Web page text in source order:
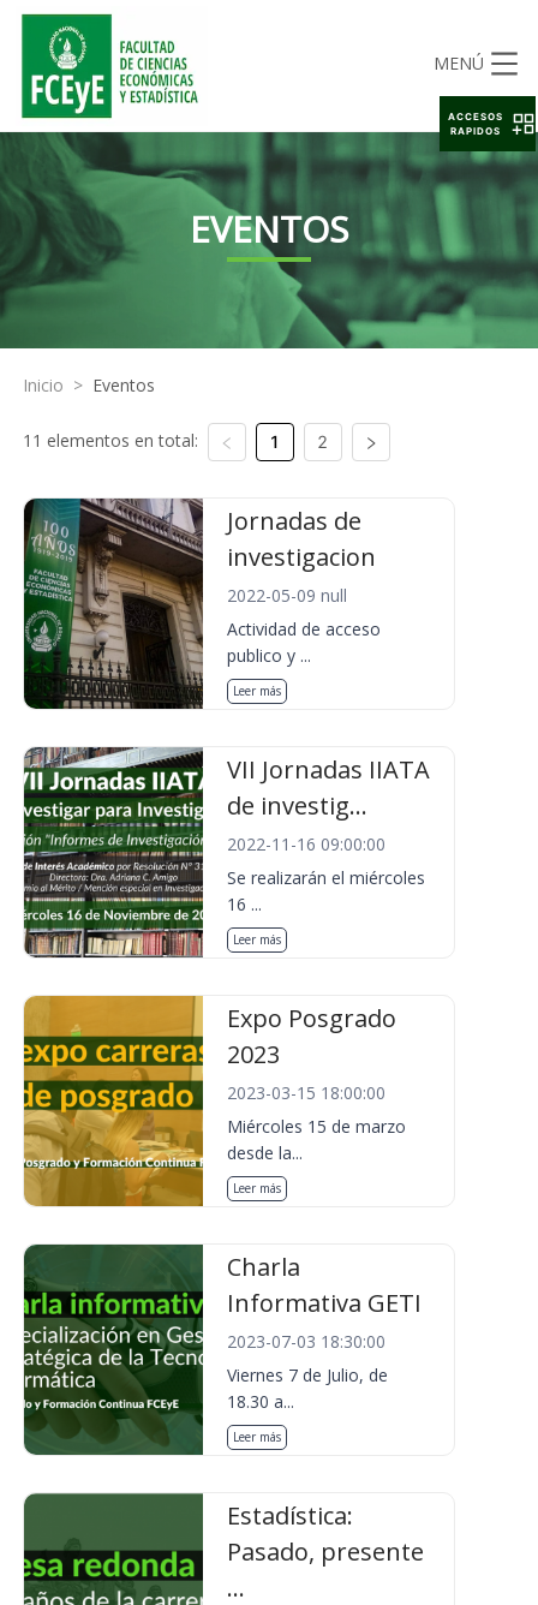
MENÚ
EVENTOS
Inicio > Eventos
11 elementos en total: 1 2
Jornadas de
investigacion
2022-05-09 null
Actividad de acceso
publico y ...
Leer más
VII Jornadas IIATA
de investig...
2022-11-16 09:00:00
Se realizarán el miércoles
16 ...
Leer más
Expo Posgrado
2023
2023-03-15 18:00:00
Miércoles 15 de marzo
desde la...
Leer más
Charla
Informativa GETI
2023-07-03 18:30:00
Viernes 7 de Julio, de
18.30 a...
Leer más
Estadística:
Pasado, presente
...
ACCESOS
RAPIDOS